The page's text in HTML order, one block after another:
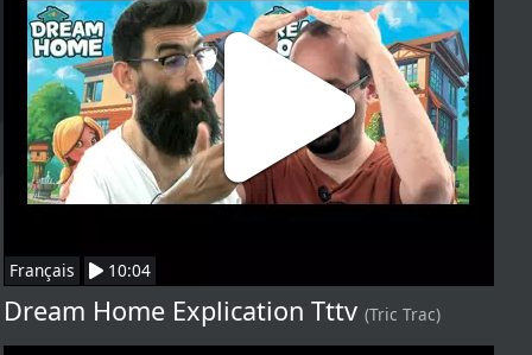
Français 10:04
Dream Home Explication Tttv (Tric Trac)